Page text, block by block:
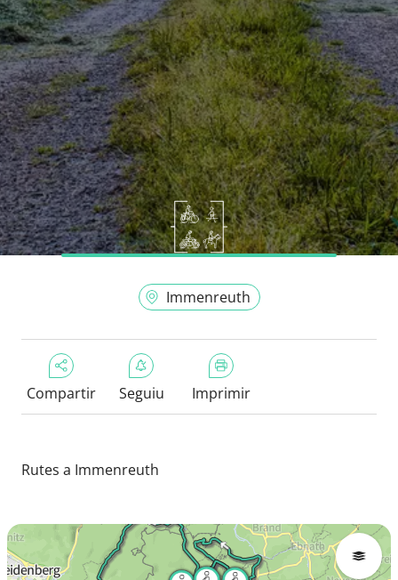
Immenreuth
Compartir Seguiu Imprimir
Rutes a Immenreuth